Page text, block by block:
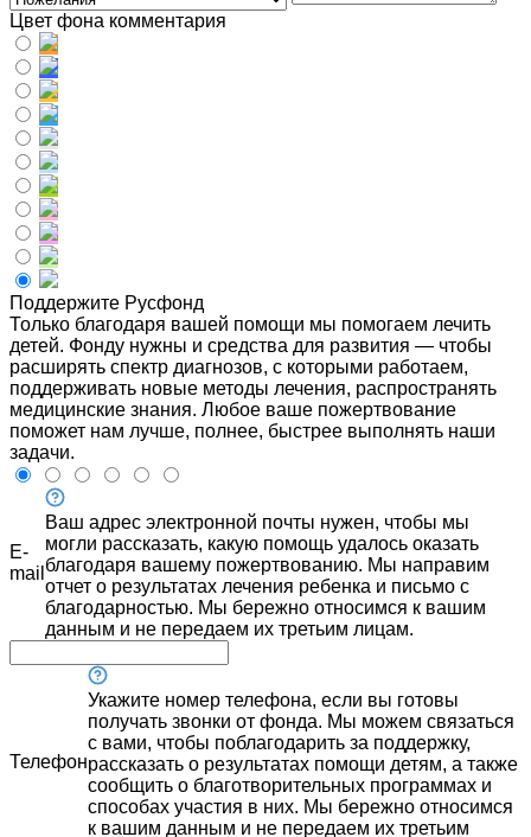
Цвет фона комментария
Поддержите Русфонд
Только благодаря вашей помощи мы помогаем лечить
детей. Фонду нужны и средства для развития — чтобы
расширять спектр диагнозов, с которыми работаем,
поддерживать новые методы лечения, распространять
медицинские знания. Любое ваше пожертвование
поможет нам лучше, полнее, быстрее выполнять наши
задачи.
E-
mail
Ваш адрес электронной почты нужен, чтобы мы
могли рассказать, какую помощь удалось оказать
благодаря вашему пожертвованию. Мы направим
отчет о результатах лечения ребенка и письмо с
благодарностью. Мы бережно относимся к вашим
данным и не передаем их третьим лицам.
Телефон
Укажите номер телефона, если вы готовы
получать звонки от фонда. Мы можем связаться
с вами, чтобы поблагодарить за поддержку,
рассказать о результатах помощи детям, а также
сообщить о благотворительных программах и
способах участия в них. Мы бережно относимся
к вашим данным и не передаем их третьим